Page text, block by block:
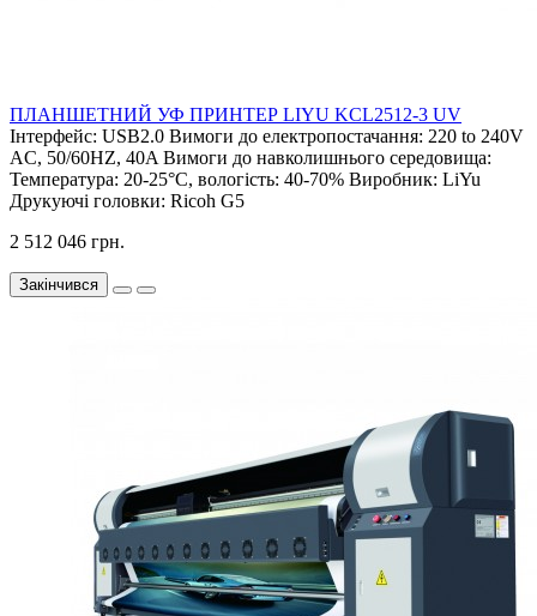
ПЛАНШЕТНИЙ УФ ПРИНТЕР LIYU KCL2512-3 UV
Інтерфейс: USB2.0 Вимоги до електропостачання: 220 to 240V
AC, 50/60HZ, 40A Вимоги до навколишнього середовища:
Температура: 20-25°C, вологість: 40-70% Виробник: LiYu
Друкуючі головки: Ricoh G5
2 512 046 грн.
Закінчився